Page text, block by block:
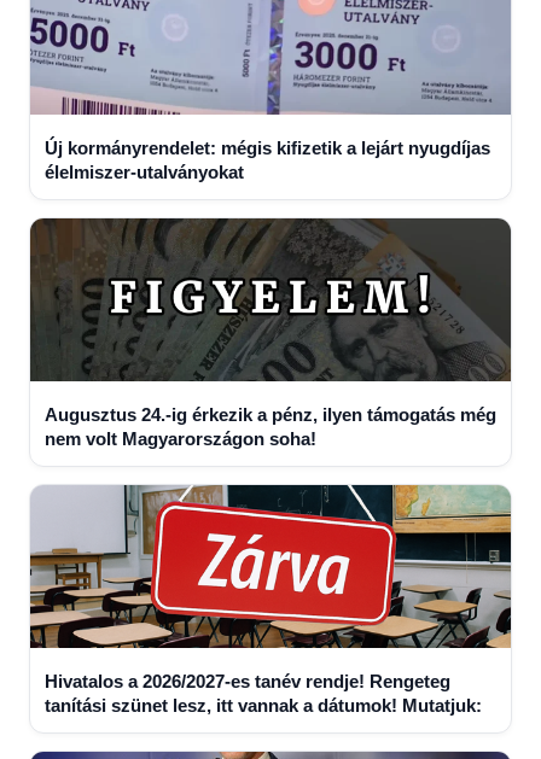
Új kormányrendelet: mégis kifizetik a lejárt nyugdíjas
élelmiszer-utalványokat
Augusztus 24.-ig érkezik a pénz, ilyen támogatás még
nem volt Magyarországon soha!
Hivatalos a 2026/2027-es tanév rendje! Rengeteg
tanítási szünet lesz, itt vannak a dátumok! Mutatjuk: